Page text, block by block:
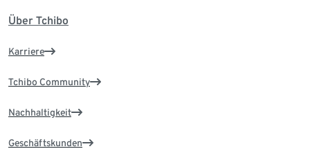
Über Tchibo
Karriere
Tchibo Community
Nachhaltigkeit
Geschäftskunden